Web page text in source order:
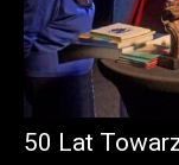
50 Lat